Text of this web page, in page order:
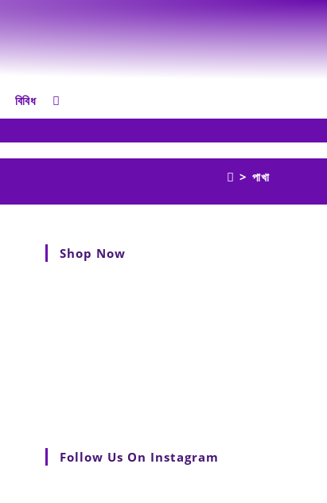
বিবিধ
> পাখা
Shop Now
Follow Us On Instagram